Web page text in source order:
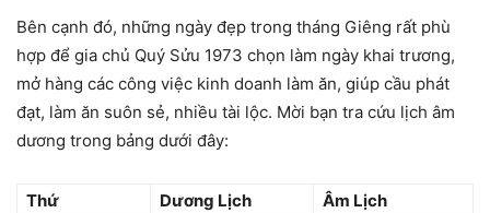
Bên cạnh đó, những ngày đẹp trong tháng Giêng rất phù
hợp để gia chủ Quý Sửu 1973 chọn làm ngày khai trương,
mở hàng các công việc kinh doanh làm ăn, giúp cầu phát
đạt, làm ăn suôn sẻ, nhiều tài lộc. Mời bạn tra cứu lịch âm
dương trong bảng dưới đây:
Thứ Dương Lịch
Âm Lịch